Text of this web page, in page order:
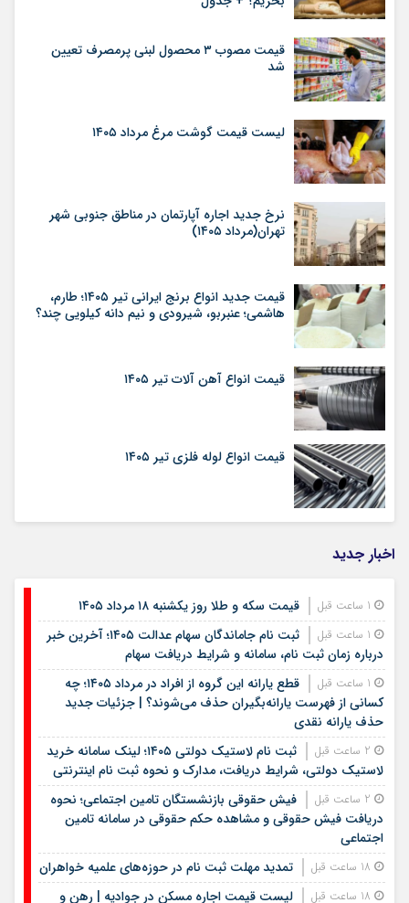
قیمت مصوب ۳ محصول لبنی پرمصرف تعیین
شد
لیست قیمت گوشت مرغ مرداد ۱۴۰۵
نرخ جدید اجاره آپارتمان در مناطق جنوبی شهر
تهران(مرداد ۱۴۰۵)
قیمت جدید انواع برنج ایرانی تیر ۱۴۰۵؛ طارم،
هاشمی؛ عنبربو، شیرودی و نیم دانه کیلویی چند؟
قیمت انواع آهن آلات تیر ۱۴۰۵
قیمت انواع لوله فلزی تیر ۱۴۰۵
اخبار جدید
قیمت سکه و طلا روز یکشنبه ۱۸ مرداد ۱۴۰۵
ثبت نام جاماندگان سهام عدالت ۱۴۰۵؛ آخرین خبر
درباره زمان ثبت نام، سامانه و شرایط دریافت سهام
قطع یارانه این گروه از افراد در مرداد ۱۴۰۵؛ چه
کسانی از فهرست یارانه‌بگیران حذف می‌شوند؟ | جزئیات جدید
حذف یارانه نقدی
ثبت نام لاستیک دولتی ۱۴۰۵؛ لینک سامانه خرید
لاستیک دولتی، شرایط دریافت، مدارک و نحوه ثبت نام اینترنتی
فیش حقوقی بازنشستگان تامین اجتماعی؛ نحوه
دریافت فیش حقوقی و مشاهده حکم حقوقی در سامانه تامین
اجتماعی
تمدید مهلت ثبت نام در حوزه‌های علمیه خواهران
لیست قیمت اجاره مسکن در جوادیه | رهن و